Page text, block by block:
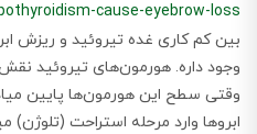
cause-eyebrow-loss
بین کم کاری غده تیروئید و ریزش
وجود داره. هورمون‌های تیروئید
وقتی سطح این هورمون‌ها پایین
ابروها وارد مرحله استراحت (تلوژن)